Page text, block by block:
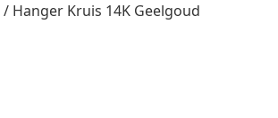
/ Hanger Kruis 14K Geelgoud